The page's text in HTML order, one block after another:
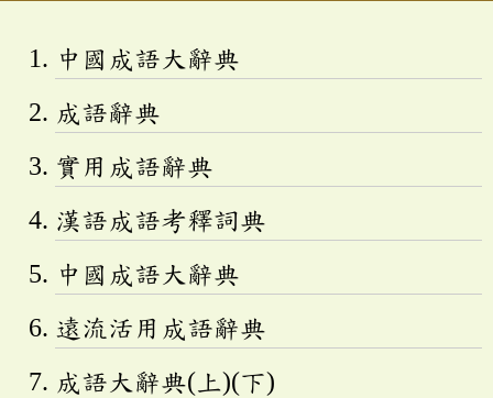
中國成語大辭典
成語辭典
實用成語辭典
漢語成語考釋詞典
中國成語大辭典
遠流活用成語辭典
成語大辭典(上)(下)